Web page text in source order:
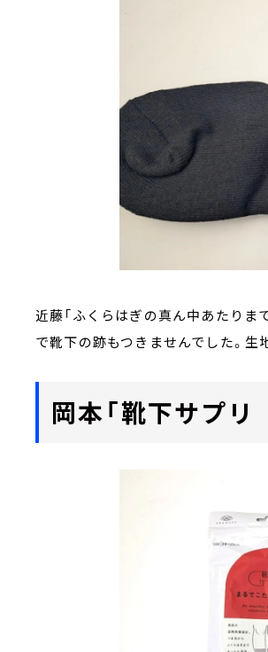
近藤「ふくらはぎの真ん中あたりま
で靴下の跡もつきませんでした。生
岡本「靴下サプ